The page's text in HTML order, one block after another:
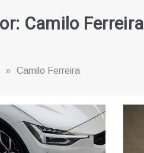
Camilo Ferreira
» Camilo Ferreira